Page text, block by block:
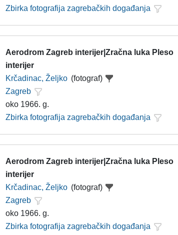
Zbirka fotografija zagrebačkih događanja
Aerodrom Zagreb interijer|Zračna luka Pleso
interijer
Krčadinac, Željko (fotograf)
Zagreb
oko 1966. g.
Zbirka fotografija zagrebačkih događanja
Aerodrom Zagreb interijer|Zračna luka Pleso
interijer
Krčadinac, Željko (fotograf)
Zagreb
oko 1966. g.
Zbirka fotografija zagrebačkih događanja